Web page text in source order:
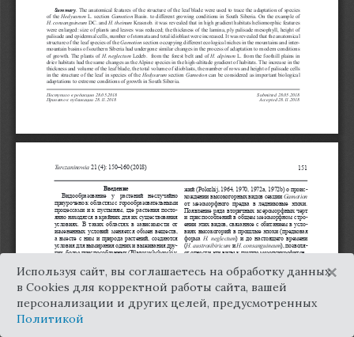
Используя сайт, вы соглашаетесь на обработку данных
в Cookies для корректной работы сайта, вашей
персонализации и других целей, предусмотренных
Политикой
×